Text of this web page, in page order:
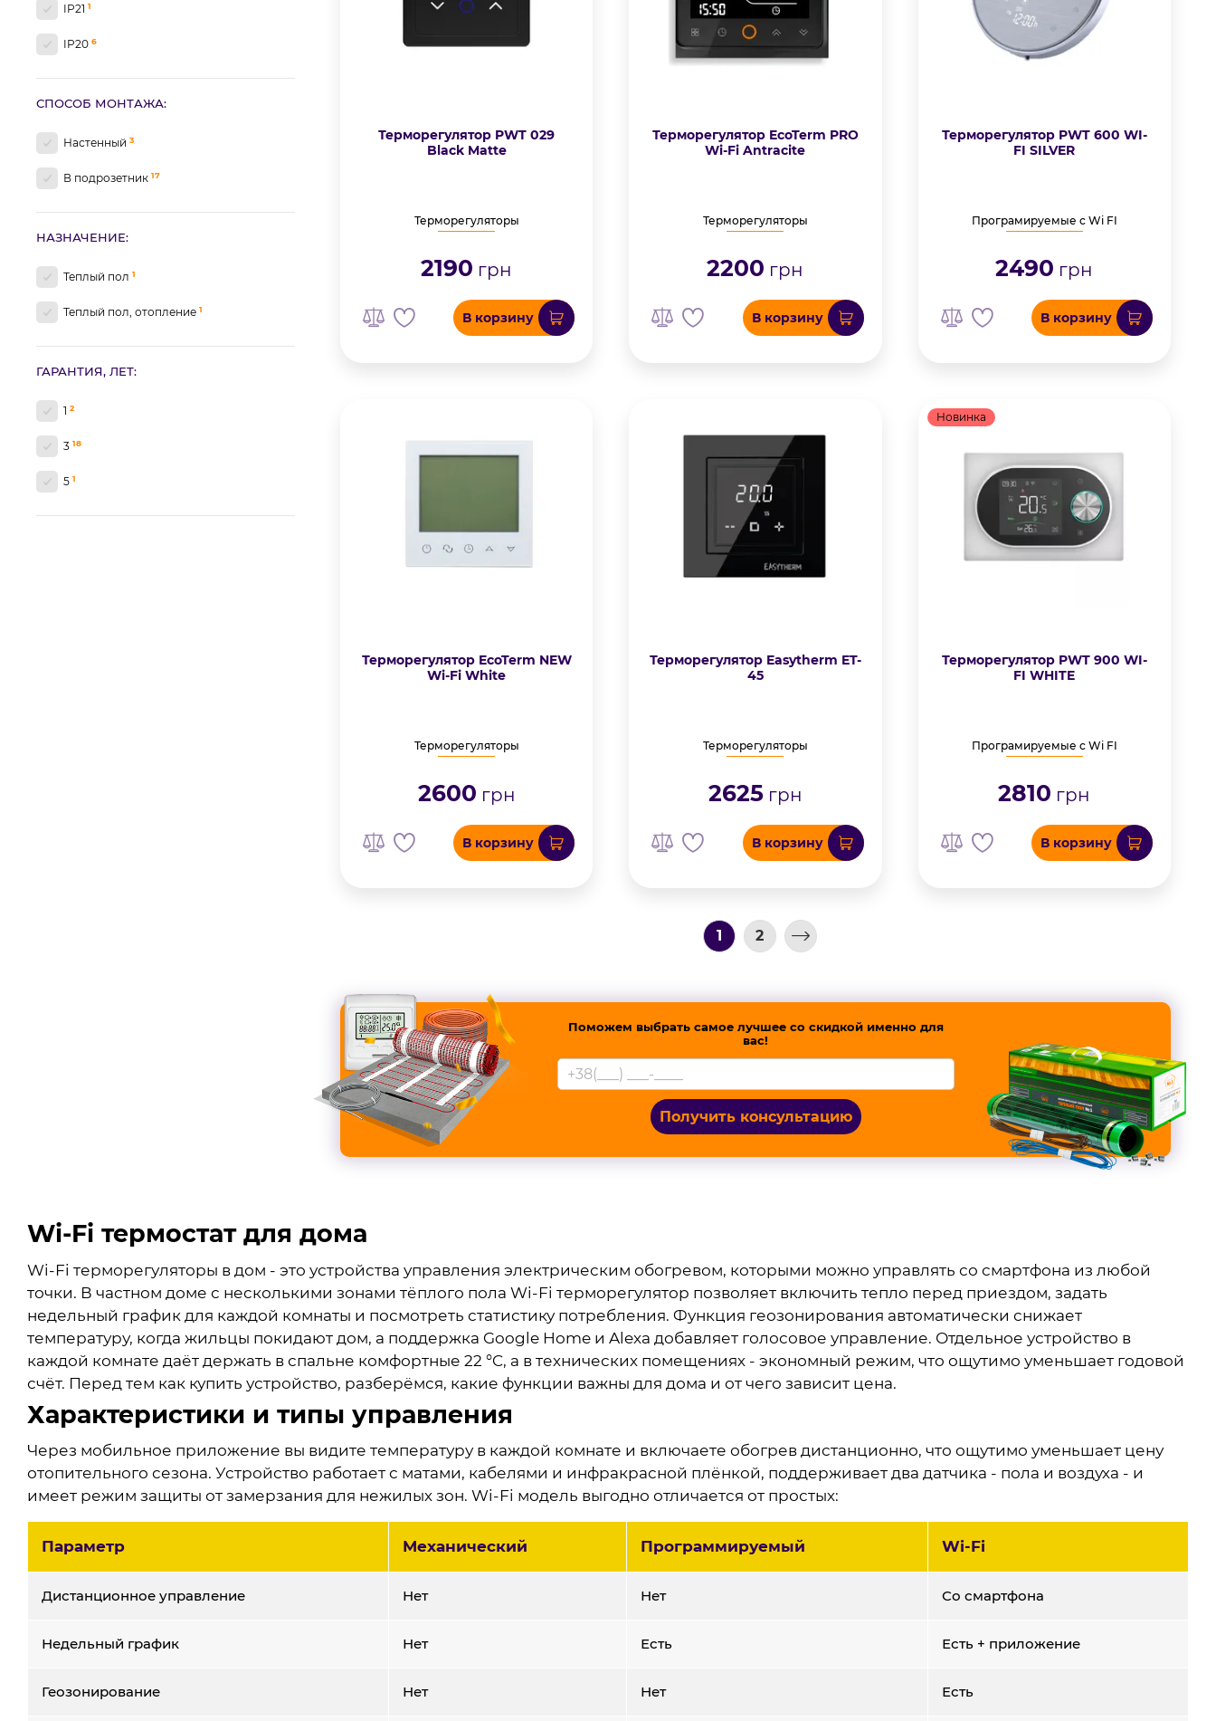
IP21 1
IP20 6
СПОСОБ МОНТАЖА:
Настенный 3
В подрозетник 17
НАЗНАЧЕНИЕ:
Теплый пол 1
Теплый пол, отопление 1
ГАРАНТИЯ, ЛЕТ:
1 2
3 18
5 1
Терморегулятор PWT 029
Black Matte
Терморегуляторы
2190 грн
В корзину
Терморегулятор EcoTerm PRO
Wi-Fi Antracite
Терморегуляторы
2200 грн
В корзину
Терморегулятор PWT 600 WI-
FI SILVER
Програмируемые с Wi FI
2490 грн
В корзину
Терморегулятор EcoTerm NEW
Wi-Fi White
Терморегуляторы
2600 грн
В корзину
Терморегулятор Easytherm ET-
45
Терморегуляторы
2625грн
В корзину
Новинка
Терморегулятор PWT 900 WI-
FI WHITE
Програмируемые с Wi FI
2810 грн
В корзину
1 2
Поможем выбрать самое лучшее со скидкой именно для
вас!
Получить консультацию
Wi-Fi термостат для дома
Wi-Fi терморегуляторы в дом - это устройства управления электрическим обогревом, которыми можно управлять со смартфона из любой
точки. В частном доме с несколькими зонами тёплого пола Wi-Fi терморегулятор позволяет включить тепло перед приездом, задать
недельный график для каждой комнаты и посмотреть статистику потребления. Функция геозонирования автоматически снижает
температуру, когда жильцы покидают дом, а поддержка Google Home и Alexa добавляет голосовое управление. Отдельное устройство в
каждой комнате даёт держать в спальне комфортные 22 °C, а в технических помещениях - экономный режим, что ощутимо уменьшает годовой
счёт. Перед тем как купить устройство, разберёмся, какие функции важны для дома и от чего зависит цена.
Характеристики и типы управления
Через мобильное приложение вы видите температуру в каждой комнате и включаете обогрев дистанционно, что ощутимо уменьшает цену
отопительного сезона. Устройство работает с матами, кабелями и инфракрасной плёнкой, поддерживает два датчика - пола и воздуха - и
имеет режим защиты от замерзания для нежилых зон. Wi-Fi модель выгодно отличается от простых:
Параметр Механический Программируемый Wi-Fi
Дистанционное управление Нет Нет Со смартфона
Недельный график Нет Есть Есть + приложение
Геозонирование Нет Нет Есть